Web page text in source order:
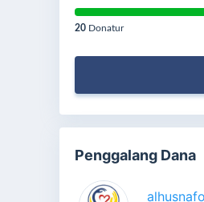
20 Donatur
Penggalang Dana